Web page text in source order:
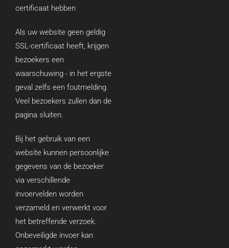
certificaat hebben
Als uw website geen geldig
SSL-certificaat heeft, krijgen
bezoekers een
waarschuwing - in het ergste
geval zelfs een foutmelding.
Veel bezoekers zullen dan de
pagina sluiten.
Bij het gebruik van een
website kunnen persoonlijke
gegevens van de bezoeker
via verschillende
invoervelden worden
verzameld en verwerkt voor
het betreffende verzoek.
Onbeveiligde invoer kan